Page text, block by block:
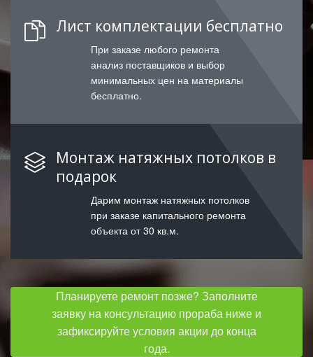
Лист комплектации бесплатно
При заказе любого ремонта
анализ поставщиков и выбор
минимальных цен на материалы
бесплатно.
Монтаж натяжных потолков в
подарок
Дарим монтаж натяжных потолков
при заказе капитального ремонта
объекта от 30 кв.м.
Планируете ремонт позже? Заполните
заявку на консультацию прораба ниже и
зафиксируйте условия акции до конца
года.